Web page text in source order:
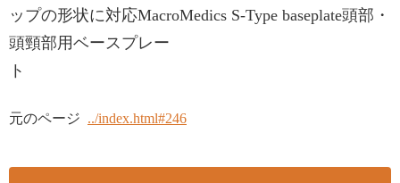
ップの形状に対応MacroMedics S-Type baseplate頭部・
頭頸部用ベースプレー
元のページ ../index.html#246